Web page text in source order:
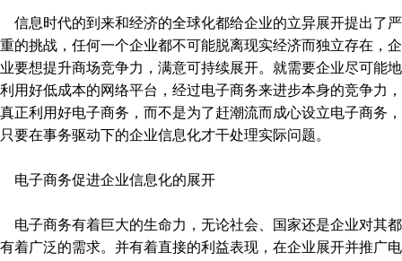
信息时代的到来和经济的全球化都给企业的立异展开提出了严
重的挑战，任何一个企业都不可能脱离现实经济而独立存在，企
业要想提升商场竞争力，满意可持续展开。就需要企业尽可能地
利用好低成本的网络平台，经过电子商务来进步本身的竞争力，
真正利用好电子商务，而不是为了赶潮流而成心设立电子商务，
只要在事务驱动下的企业信息化才干处理实际问题。
电子商务促进企业信息化的展开
电子商务有着巨大的生命力，无论社会、国家还是企业对其都
有着广泛的需求。并有着直接的利益表现，在企业展开并推广电